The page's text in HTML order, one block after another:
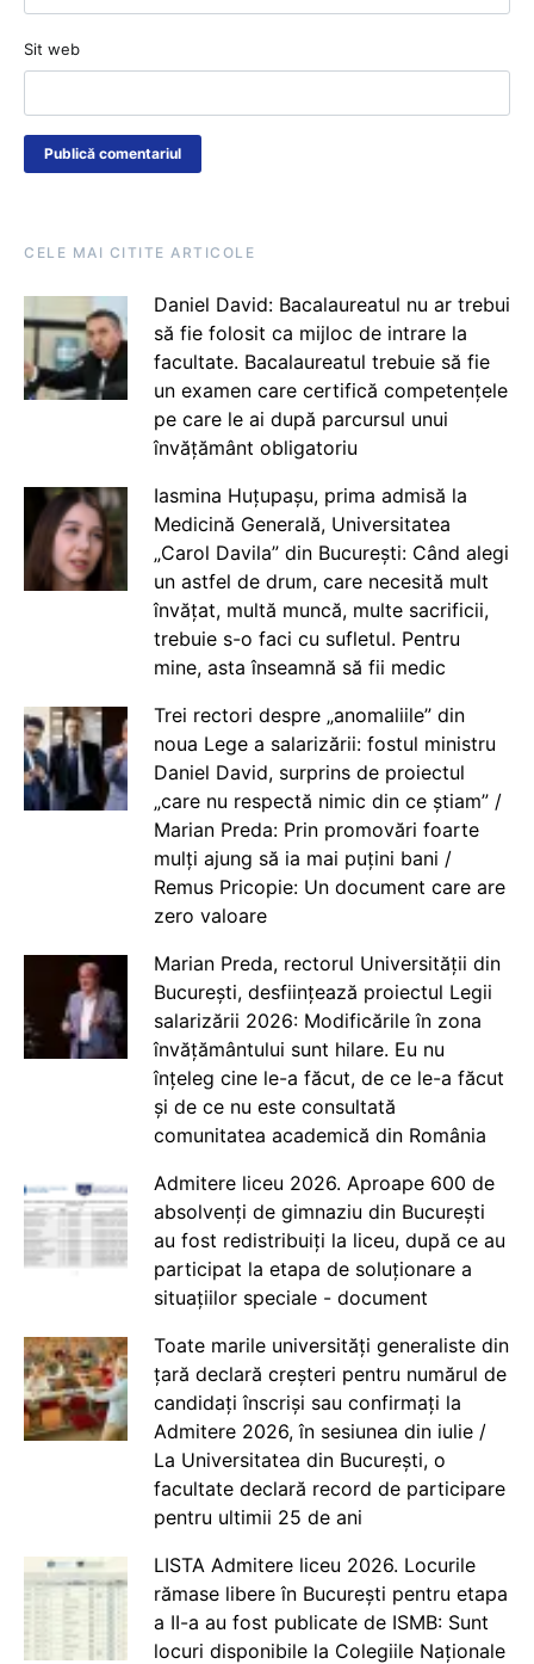
Sit web
CELE MAI CITITE ARTICOLE
Daniel David: Bacalaureatul nu ar trebui
să fie folosit ca mijloc de intrare la
facultate. Bacalaureatul trebuie să fie
un examen care certifică competențele
pe care le ai după parcursul unui
învățământ obligatoriu
Iasmina Huțupașu, prima admisă la
Medicină Generală, Universitatea
„Carol Davila” din București: Când alegi
un astfel de drum, care necesită mult
învățat, multă muncă, multe sacrificii,
trebuie s-o faci cu sufletul. Pentru
mine, asta înseamnă să fii medic
Trei rectori despre „anomaliile” din
noua Lege a salarizării: fostul ministru
Daniel David, surprins de proiectul
„care nu respectă nimic din ce știam” /
Marian Preda: Prin promovări foarte
mulți ajung să ia mai puțini bani /
Remus Pricopie: Un document care are
zero valoare
Marian Preda, rectorul Universității din
București, desființează proiectul Legii
salarizării 2026: Modificările în zona
învățământului sunt hilare. Eu nu
înțeleg cine le-a făcut, de ce le-a făcut
și de ce nu este consultată
comunitatea academică din România
Admitere liceu 2026. Aproape 600 de
absolvenți de gimnaziu din București
au fost redistribuiți la liceu, după ce au
participat la etapa de soluționare a
situațiilor speciale - document
Toate marile universități generaliste din
țară declară creșteri pentru numărul de
candidați înscriși sau confirmați la
Admitere 2026, în sesiunea din iulie /
La Universitatea din București, o
facultate declară record de participare
pentru ultimii 25 de ani
LISTA Admitere liceu 2026. Locurile
rămase libere în București pentru etapa
a II-a au fost publicate de ISMB: Sunt
locuri disponibile la Colegiile Naționale